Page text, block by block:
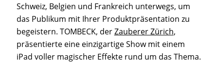
Schweiz, Belgien und Frankreich unterwegs, um
das Publikum mit Ihrer Produktpräsentation zu
begeistern. TOMBECK, derZauberer Zürich,
präsentierte eine einzigartige Show mit einem
iPad voller magischer Effekte rund um das Thema.